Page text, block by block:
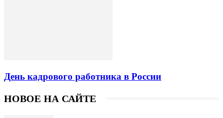
День кадрового работника в России
НОВОЕ НА САЙТЕ